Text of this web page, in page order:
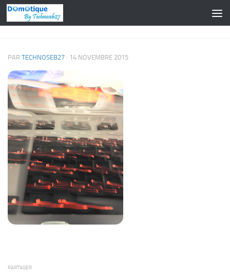
Skip to content
PAR TECHNOSEB27 · 14 NOVEMBRE 2015
PARTAGER